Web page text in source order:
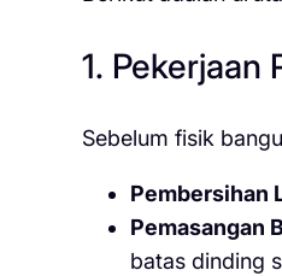
1. Pekerjaan
Sebelum fisik
Pembersihan
Pemasangan
batas dinding